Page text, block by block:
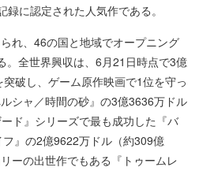
に認定された人気作である。
れ、46の国と地域でオープニング
。全世界興収は、6月21日時点で3億
破し、ゲーム原作映画で1位を守っ
シャ／時間の砂』の3億3636万ドル
ド』シリーズで最も成功した『バ
』の2億9622万ドル（約309億
ーの出世作でもある『トゥームレ